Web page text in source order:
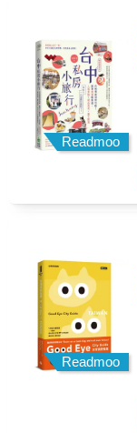
Readmoo
Readmoo